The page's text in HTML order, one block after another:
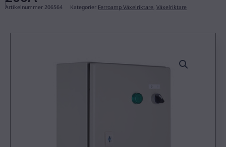
Artikelnummer 206564 Kategorier Ferroamp Växelriktare, Växelriktare